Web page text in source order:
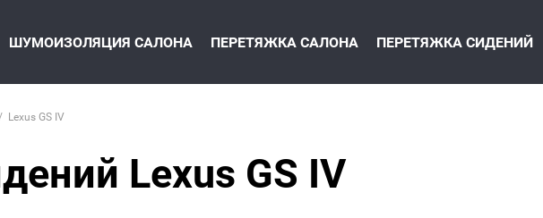
ШУМОИЗОЛЯЦИЯ САЛОНА ПЕРЕТЯЖКА САЛОНА ПЕРЕТЯЖКА СИДЕНИЙ
Lexus GS IV
Lexus GS IV